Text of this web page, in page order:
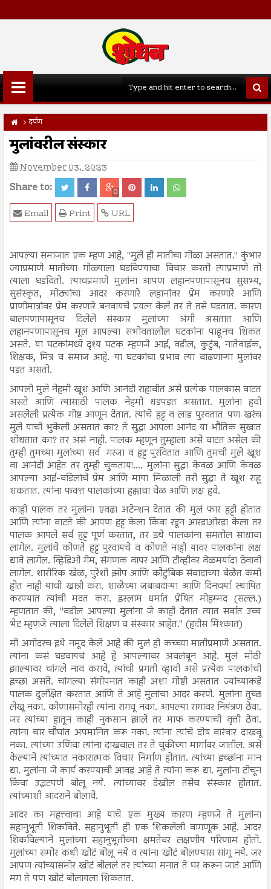
दर्पण
मुलांवरील संस्कार
November 03, 2023
Share to: 0
URL
Print
Email
आपल्या समाजात एक म्हण आहे, "मुले ही मातीचा गोळा असतात." कुंभार
ज्याप्रमाणे मातीच्या गोळ्याला घडविण्याचा विचार करतो त्याप्रमाणे तो
त्याला घडवितो. त्याचप्रमाणे मुलांना आपण लहानपणापासूनच सुसभ्य,
सुसंस्कृत, मोठ्यांचा आदर करणारे लहानांवर प्रेम करणारे आणि
प्राणीमात्रांवर प्रेम करणारे बनवायचे प्रयत्न केले तर ते तसे घडतात. कारण
बालपणापासूनच दिलेले संस्कार मुलांच्या अंगी असतात आणि
लहानपणापासूनच मूल आपल्या सभोवतालील घटकांना पाहूनच शिकत
असते. या घटकांमध्ये दृश्य घटक म्हणजे आई, वडील, कुटुंब, नातेवाईक,
शिक्षक, मित्र व समाज आहे. या घटकांचा प्रभाव त्या वाढणाऱ्या मुलांवर
पडत असतो.
आपली मुले नेहमी खूश आणि आनंदी राहावीत असे प्रत्येक पालकास वाटत
असते आणि त्यासाठी पालक नेहमी धडपडत असतात. मुलांना हवी
असलेली प्रत्येक गोष्ट आणून देतात. त्यांचे हट्ट व लाड पुरवतात पण खरंच
मुले याची भुकेली असतात का? ते सुद्धा आपला आनंद या भौतिक सुखात
शोधतात का? तर असं नाही. पालक म्हणून तुम्हाला असे वाटत असेल की
तुम्ही तुमच्या मुलांच्या सर्व गरजा व हट्ट पुरवितात आणि तुमची मुले खूश
वा आनंदी आहेत तर तुम्ही चुकताय!.... मुलांना सुद्धा केवळ आणि केवळ
आपल्या आई-वडिलांचे प्रेम आणि माया मिळाली तरी सुद्धा ते खूश राहू
शकतात. त्यांना फक्त पालकांच्या हक्काचा वेळ आणि लक्ष हवे.
काही पालक तर मुलांना एवढा अटेन्शन देतात की मुलं फार हट्टी होतात
आणि त्यांना वाटते की आपण हट्ट केला किंवा रडून आरडाओरडा केला तर
पालक आपले सर्व हट्ट पूर्ण करतात, तर इथे पालकांना समतोल साधावा
लागेल. मुलांचे कोणते हट्ट पुरवायचे व कोणते नाही यावर पालकांना लक्ष
द्यावे लागेल. व्हिडिओ गेम, संगणक वापर आणि टीव्हीवर वेळमर्यादा ठेवावी
लागेल. शारीरिक खेळ, पुरेशी झोप आणि कौटुंबिक संवादाच्या वेळेत कमी
होत नाही याची खात्री करा. शाळेच्या जबाबदाऱ्या आणि दिनचर्या स्थापित
करण्यात त्यांची मदत करा. इस्लाम धर्मात प्रेषित मोहम्मद (सल्ल.)
म्हणतात की, "वडील आपल्या मुलांना जे काही देतात त्यात सर्वात उच्च
भेट म्हणजे त्याला दिलेले शिक्षण व संस्कार आहेत." (हदीस मिश्कात)
मी अगोदरच इथे नमूद केले आहे की मुलं ही कच्च्या मातीप्रमाणे असतात.
त्यांना कसं घडवायचं आहे हे आपल्यावर अवलंबून आहे. मुलं मोठी
झाल्यावर चांगले नाव करावे, त्यांची प्रगती व्हावी असे प्रत्येक पालकांची
इच्छा असते. चांगल्या संगोपनात काही अशा गोष्टी असतात ज्यांच्याकडे
पालक दुर्लक्षित करतात आणि ते आहे मुलांचा आदर करणे. मुलांना तुच्छ
लेखू नका. कोणासमोरही त्यांना रागवू नका. आपल्या रागावर नियंत्रण ठेवा.
जर त्यांच्या हातून काही नुकसान झाले तर माफ करण्याची वृत्ती ठेवा.
त्यांना चार चौघांत अपमानित करू नका. त्यांना त्यांचे दोष वारंवार दाखवू
नका. त्यांच्या उणिवा त्यांना दाखवाल तर ते चुकीच्या मार्गावर जातील. असे
केल्याने त्यांच्यात नकारात्मक विचार निर्माण होतात. त्यांच्या इच्छांना मान
द्या. मुलांना जे कार्य करण्याची आवड आहे ते त्यांना करू द्या. मुलांना टोचून
किंवा उद्धटपणे बोलू नये. त्यांच्यावर देखील तसेच संस्कार होतात.
त्यांच्याशी आदराने बोलावे.
आदर का महत्त्वाचा आहे याचे एक मुख्य कारण म्हणजे ते मुलांना
सहानुभूती शिकविते. सहानुभूती ही एक शिकलेली वागणूक आहे. आदर
शिकविल्याने मुलांच्या सहानुभूतीच्या क्षमतेवर लक्षणीय परिणाम होतो.
मुलांच्या समोर कधी खोटं बोलू नये व त्यांना खोटं बोलण्यास सांगू नये. जर
आपण त्यांच्यासमोर खोटं बोललं तर त्यांच्या मनात ते घर करून जातं आणि
मग ते पण खोटं बोलायला शिकतात.